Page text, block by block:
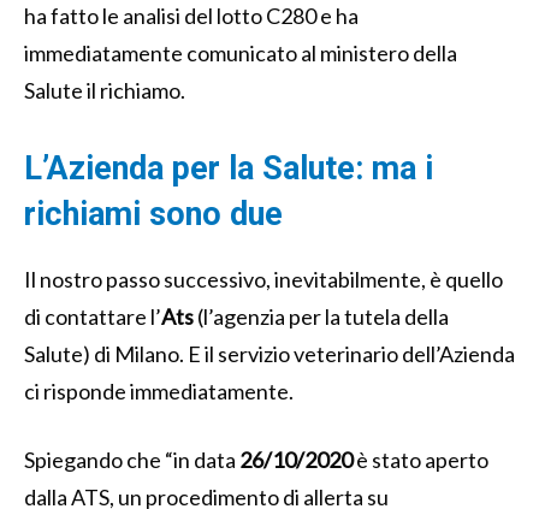
ha fatto le analisi del lotto C280 e ha
immediatamente comunicato al ministero della
Salute il richiamo.
L’Azienda per la Salute: ma i
richiami sono due
Il nostro passo successivo, inevitabilmente, è quello
di contattare l’Ats(l’agenzia per la tutela della
Salute) di Milano. E il servizio veterinario dell’Azienda
ci risponde immediatamente.
Spiegando che “in data 26/10/2020è stato aperto
dalla ATS, un procedimento di allerta su